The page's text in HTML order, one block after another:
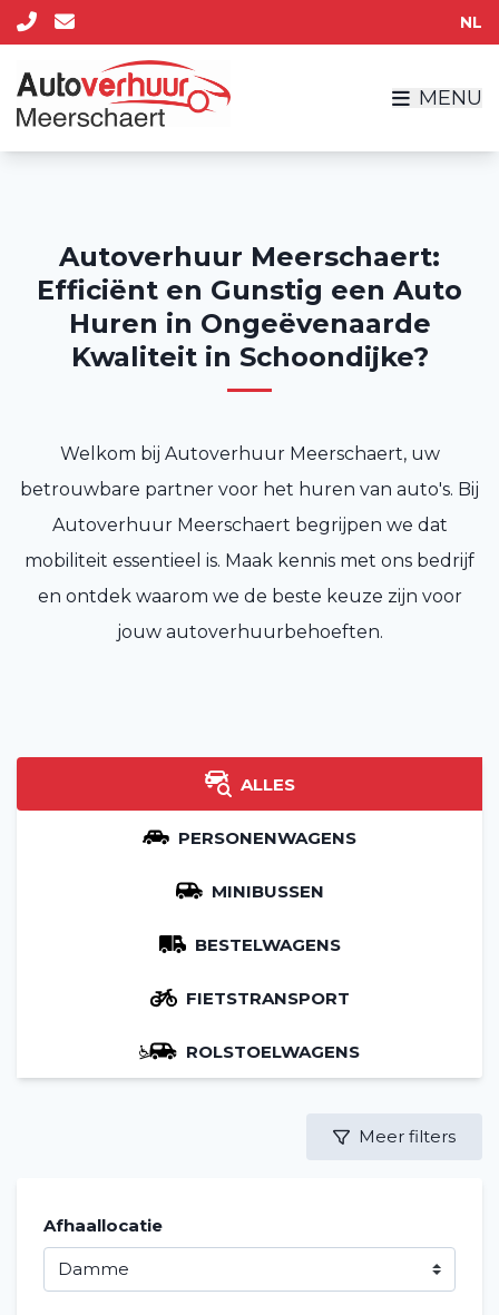
NL
MENU
Autoverhuur Meerschaert:
Efficiënt en Gunstig een Auto
Huren in Ongeëvenaarde
Kwaliteit in Schoondijke?
Welkom bij Autoverhuur Meerschaert, uw
betrouwbare partner voor het huren van auto's. Bij
Autoverhuur Meerschaert begrijpen we dat
mobiliteit essentieel is. Maak kennis met ons bedrijf
en ontdek waarom we de beste keuze zijn voor
jouw autoverhuurbehoeften.
ALLES
PERSONENWAGENS
MINIBUSSEN
BESTELWAGENS
FIETSTRANSPORT
ROLSTOELWAGENS
Meer filters
Afhaallocatie